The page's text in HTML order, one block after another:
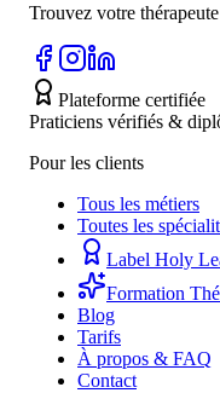
Trouvez votre
Plateforme certifiée
Praticiens vérifiés &
Pour les clients
Tous les métiers
Toutes les
Label Holy
Formation
Blog
Tarifs
À propos & FAQ
Contact